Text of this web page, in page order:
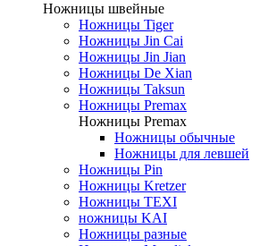
Ножницы швейные
Ножницы Tiger
Ножницы Jin Cai
Ножницы Jin Jian
Ножницы De Xian
Ножницы Taksun
Ножницы Premax
Ножницы Premax
Ножницы обычные
Ножницы для левшей
Ножницы Pin
Ножницы Kretzer
Ножницы TEXI
ножницы KAI
Ножницы разные